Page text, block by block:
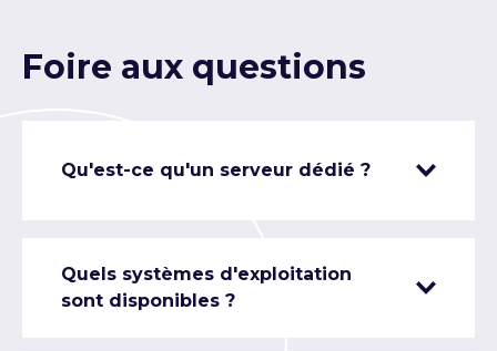
Foire aux questions
Qu'est-ce qu'un serveur dédié ?
Quels systèmes d'exploitation
sont disponibles ?